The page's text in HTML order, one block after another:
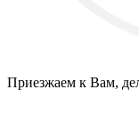
Приезжаем к Вам,